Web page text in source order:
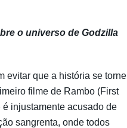
o universo de Godzilla
evitar que a história se torne
filme de Rambo (First
injustamente acusado de
sangrenta, onde todos